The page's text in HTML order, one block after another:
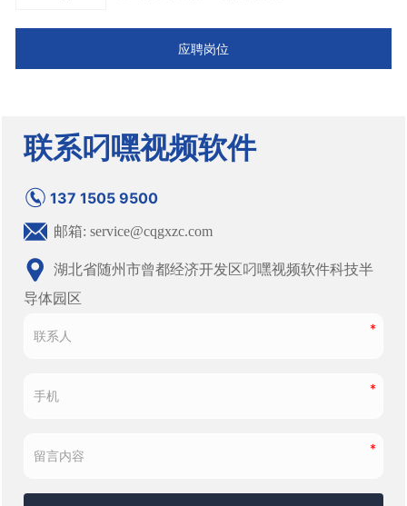
应聘岗位
联系叼嘿视频软件
137 1505 9500
邮箱: service@cqgxzc.com
湖北省随州市曾都经济开发区叼嘿视频软件科技半
导体园区